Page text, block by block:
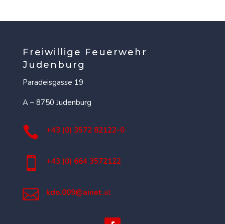
Freiwillige Feuerwehr
Judenburg
Paradeisgasse 19
A – 8750 Judenburg
 +43 (0) 3572 82122-0
 +43 (0) 664 3572122
 kdo.009@ainet.at